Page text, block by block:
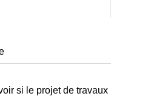
si le projet de travaux